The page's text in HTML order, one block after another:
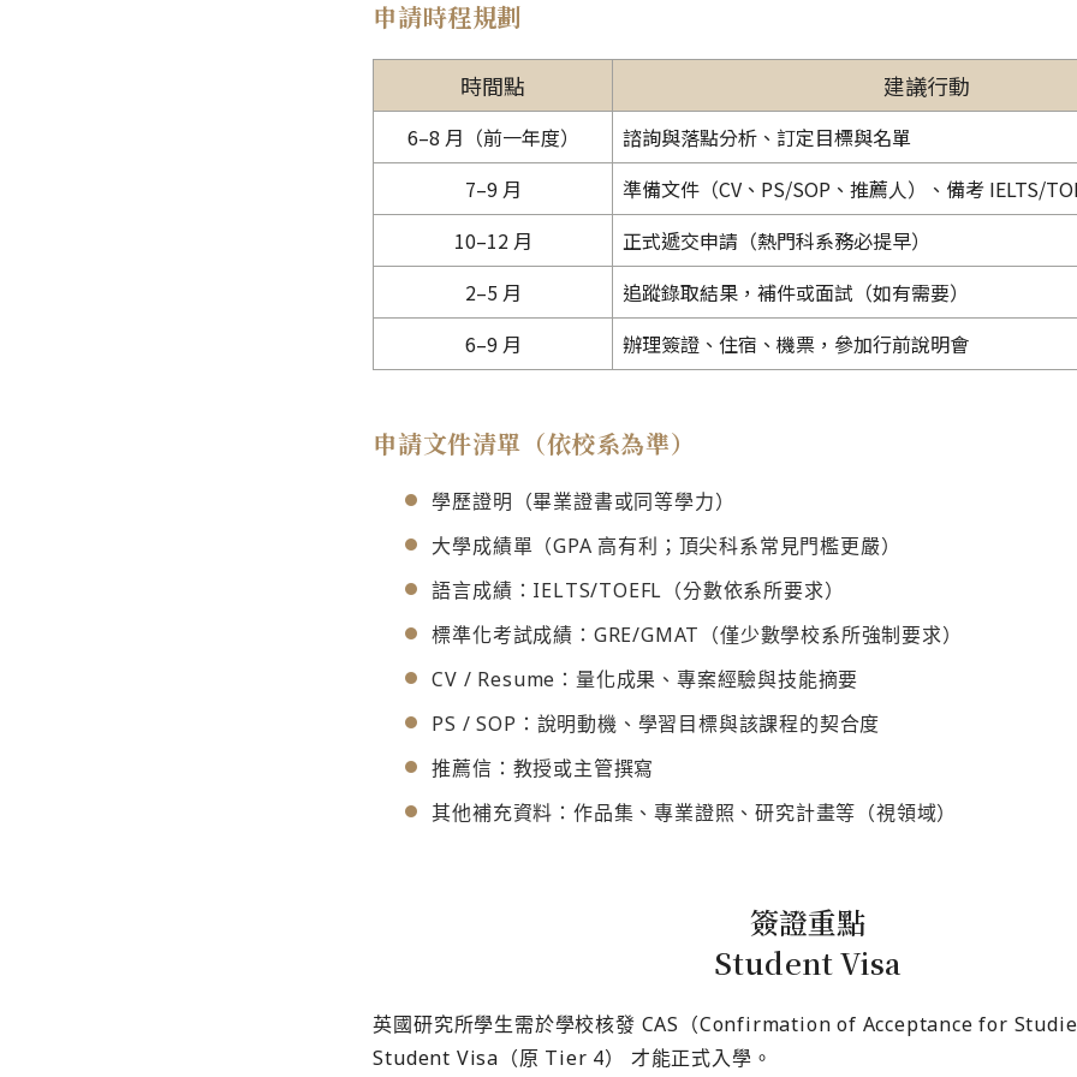
申請時程規劃
時間點 建議行動
6–8 月（前一年度）
諮詢與落點分析、訂定目標與名單
7–9 月
準備文件（CV、PS/SOP、推薦人）、備考 IELTS/
10–12 月
正式遞交申請（熱門科系務必提早）
2–5 月
追蹤錄取結果，補件或面試（如有需要）
6–9 月
辦理簽證、住宿、機票，參加行前說明會
申請文件清單（依校系為準）
學歷證明（畢業證書或同等學力）
大學成績單（GPA 高有利；頂尖科系常見門檻更嚴）
語言成績：IELTS/TOEFL（分數依系所要求）
標準化考試成績：GRE/GMAT（僅少數學校系所強制要求）
CV / Resume：量化成果、專案經驗與技能摘要
PS / SOP：說明動機、學習目標與該課程的契合度
推薦信：教授或主管撰寫
其他補充資料：作品集、專業證照、研究計畫等（視領域）
簽證重點
Student Visa
英國研究所學生需於學校核發 CAS（Confirmation of Acceptance for
Student Visa（原 Tier 4） 才能正式入學。